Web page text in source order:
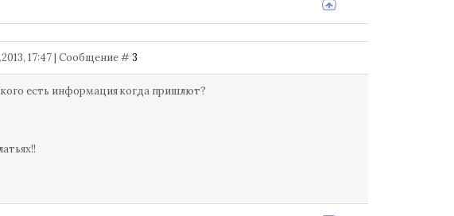
17:47 | Сообщение #3
есть информация когда пришлют?